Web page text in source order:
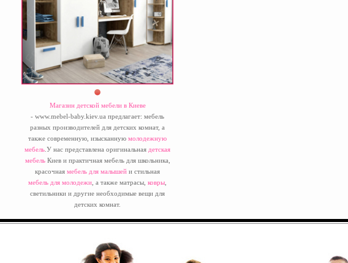
Магазин детской мебели в Киеве
- www.mebel-baby.kiev.ua предлагает: мебель
разных производителей для детских комнат, а
также современную, изысканную молодежную
мебель .У нас представлена оригинальная детская
мебельКиев и практичная мебель для школьника,
красочная мебель для малышей и стильная
мебель для молодежи , а также матрасы, ковры
светильники и другие необходимые вещи для
детских комнат.